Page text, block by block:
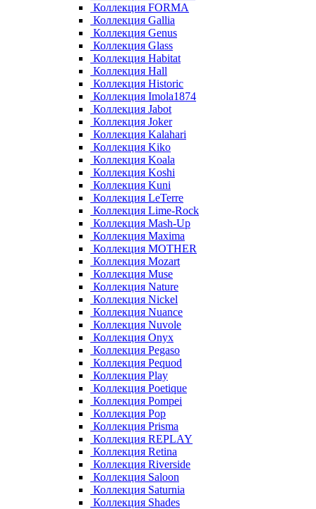
Коллекция FORMA
Коллекция Gallia
Коллекция Genus
Коллекция Glass
Коллекция Habitat
Коллекция Hall
Коллекция Historic
Коллекция Imola1874
Коллекция Jabot
Коллекция Joker
Коллекция Kalahari
Коллекция Kiko
Коллекция Koala
Коллекция Koshi
Коллекция Kuni
Коллекция LeTerre
Коллекция Lime-Rock
Коллекция Mash-Up
Коллекция Maxima
Коллекция MOTHER
Коллекция Mozart
Коллекция Muse
Коллекция Nature
Коллекция Nickel
Коллекция Nuance
Коллекция Nuvole
Коллекция Onyx
Коллекция Pegaso
Коллекция Pequod
Коллекция Play
Коллекция Poetique
Коллекция Pompei
Коллекция Pop
Коллекция Prisma
Коллекция REPLAY
Коллекция Retina
Коллекция Riverside
Коллекция Saloon
Коллекция Saturnia
Коллекция Shades